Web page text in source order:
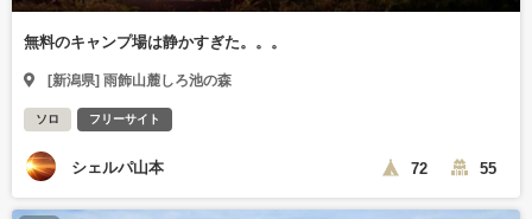
無料のキャンプ場は静かすぎた。。。
[新潟県] 雨飾山麓しろ池の森
ソロ フリーサイト
シェルパ山本 72 55